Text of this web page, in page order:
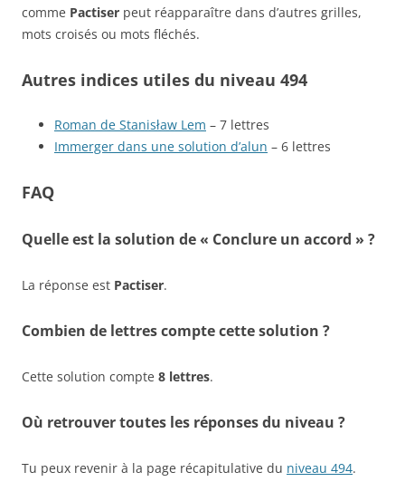
comme Pactiser peut réapparaître dans d’autres grilles,
mots croisés ou mots fléchés.
Autres indices utiles du niveau 494
Roman de Stanisław Lem – 7 lettres
Immerger dans une solution d’alun – 6 lettres
FAQ
Quelle est la solution de « Conclure un accord » ?
La réponse est Pactiser.
Combien de lettres compte cette solution ?
Cette solution compte 8 lettres.
Où retrouver toutes les réponses du niveau ?
Tu peux revenir à la page récapitulative du niveau 494.